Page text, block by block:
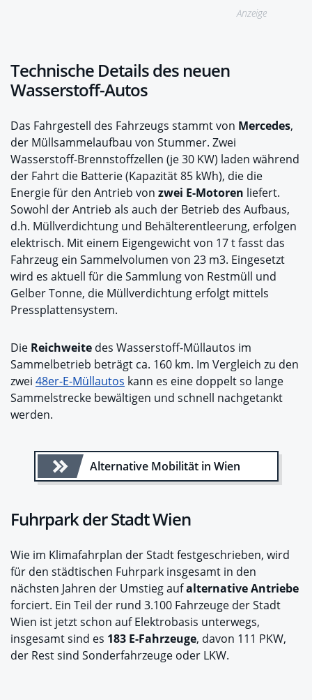
Anzeige
Technische Details des neuen
Wasserstoff-Autos
Das Fahrgestell des Fahrzeugs stammt von Mercedes,
der Müllsammelaufbau von Stummer. Zwei
Wasserstoff-Brennstoffzellen (je 30 KW) laden während
der Fahrt die Batterie (Kapazität 85 kWh), die die
Energie für den Antrieb von zwei E-Motoren liefert.
Sowohl der Antrieb als auch der Betrieb des Aufbaus,
d.h. Müllverdichtung und Behälterentleerung, erfolgen
elektrisch. Mit einem Eigengewicht von 17 t fasst das
Fahrzeug ein Sammelvolumen von 23 m3. Eingesetzt
wird es aktuell für die Sammlung von Restmüll und
Gelber Tonne, die Müllverdichtung erfolgt mittels
Pressplattensystem.
Die Reichweite des Wasserstoff-Müllautos im
Sammelbetrieb beträgt ca. 160 km. Im Vergleich zu den
zwei 48er-E-Müllautos kann es eine doppelt so lange
Sammelstrecke bewältigen und schnell nachgetankt
werden.
Alternative Mobilität in Wien
Fuhrpark der Stadt Wien
Wie im Klimafahrplan der Stadt festgeschrieben, wird
für den städtischen Fuhrpark insgesamt in den
nächsten Jahren der Umstieg aufalternative Antriebe
forciert. Ein Teil der rund 3.100 Fahrzeuge der Stadt
Wien ist jetzt schon auf Elektrobasis unterwegs,
insgesamt sind es 183 E-Fahrzeuge, davon 111 PKW,
der Rest sind Sonderfahrzeuge oder LKW.